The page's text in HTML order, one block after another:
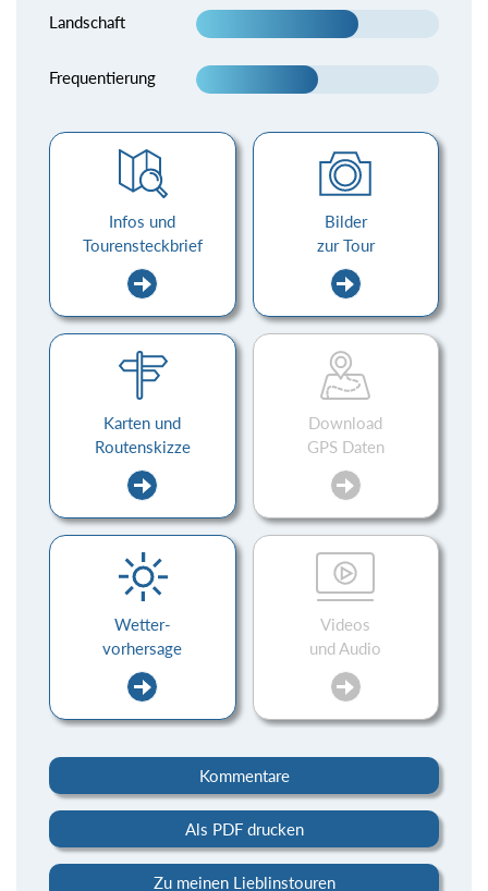
Landschaft
Frequentierung
Infos und
Tourensteckbrief
Bilder
zur Tour
Karten und
Routenskizze
Download
GPS Daten
Wetter-
vorhersage
Videos
und Audio
Kommentare
Als PDF drucken
Zu meinen Lieblinstouren